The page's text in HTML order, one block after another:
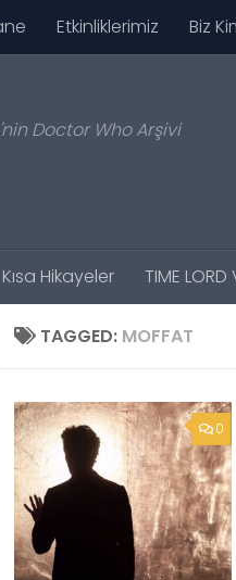
Etkinliklerimiz Biz
Doctor Who Arşivi
Kısa Hikayeler TIME LORD
TAGGED: MOFFAT
0